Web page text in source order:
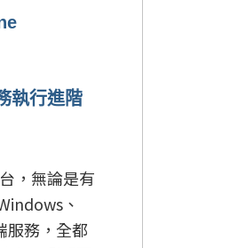
執行進階
，無論是有
、
服務，全都